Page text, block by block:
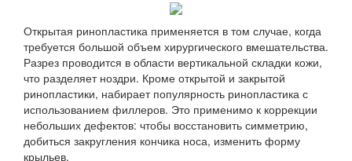
Открытая ринопластика применяется в том случае, когда
требуется большой объем хирургического вмешательства.
Разрез проводится в области вертикальной складки кожи,
что разделяет ноздри. Кроме открытой и закрытой
ринопластики, набирает популярность ринопластика с
использованием филлеров. Это применимо к коррекции
небольших дефектов: чтобы восстановить симметрию,
добиться закругления кончика носа, изменить форму
крыльев.